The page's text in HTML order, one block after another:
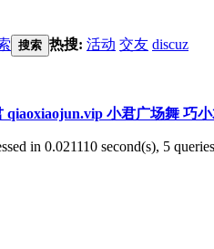
搜索 热搜: 活动 交友 discuz
qiaoxiaojun.vip 小君广场舞 巧
in 0.021110 second(s), 5